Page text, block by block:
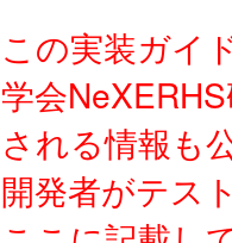
この実装ガイ
学会
される情報も
開発者がテス